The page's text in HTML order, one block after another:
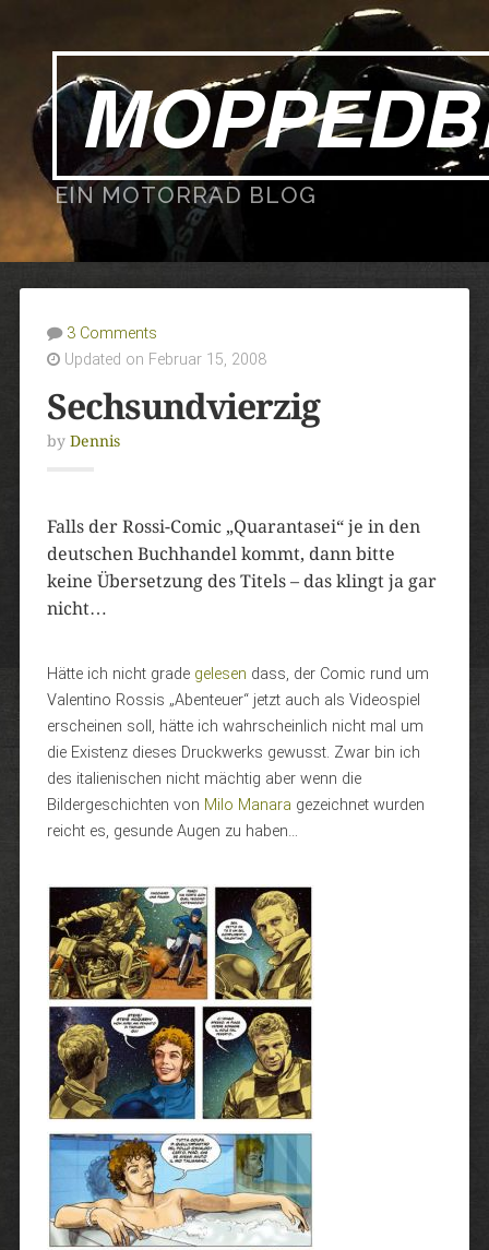
EIN MOTORRAD BLOG
3 Comments
Updated on Februar 15, 2008
Sechsundvierzig
by Dennis
Falls der Rossi-Comic „Quarantasei“ je in den
deutschen Buchhandel kommt, dann bitte
keine Übersetzung des Titels – das klingt ja gar
nicht…
Hätte ich nicht grade gelesen dass, der Comic rund um
Valentino Rossis „Abenteuer“ jetzt auch als Videospiel
erscheinen soll, hätte ich wahrscheinlich nicht mal um
die Existenz dieses Druckwerks gewusst. Zwar bin ich
des italienischen nicht mächtig aber wenn die
Bildergeschichten von Milo Manara gezeichnet wurden
reicht es, gesunde Augen zu haben…